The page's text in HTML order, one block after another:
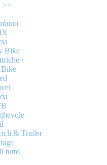
>>
Bike
Bike
& Trailer
tutto